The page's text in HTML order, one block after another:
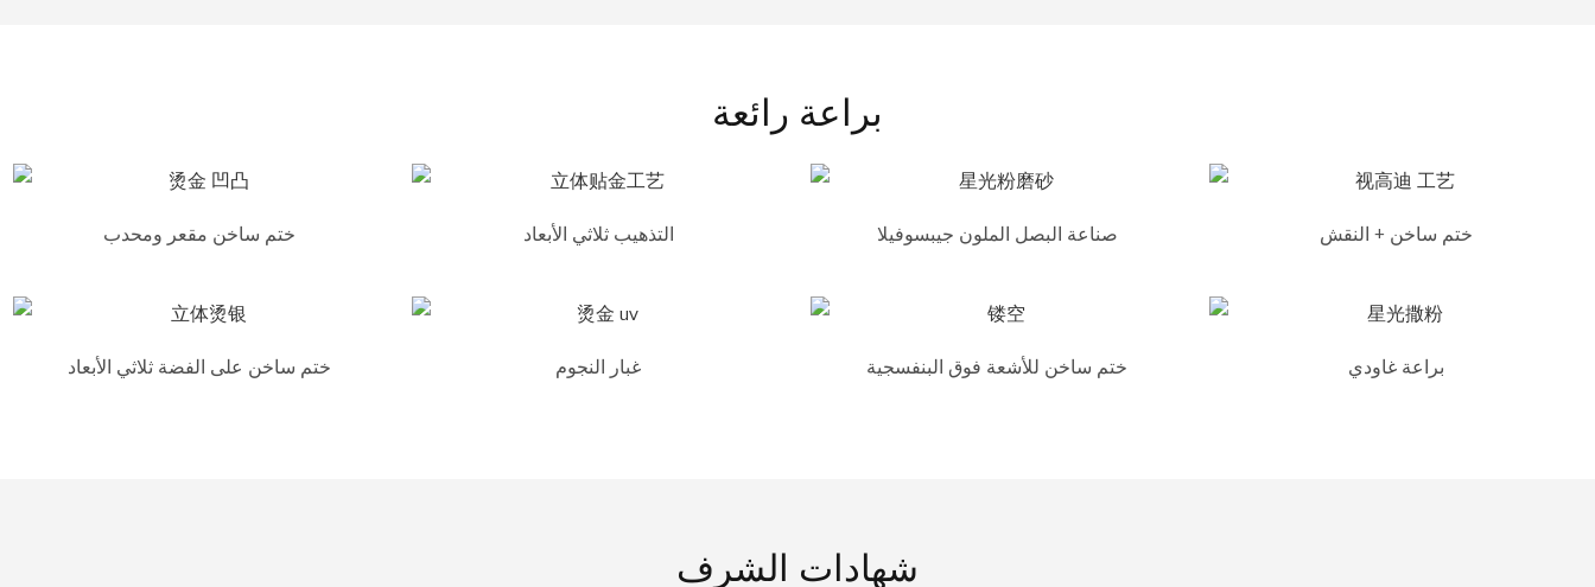
براعة رائعة
ختم ساخن مقعر ومحدب التذهيب ثلاثي الأبعاد صناعة البصل الملون جيبسوفيلا ختم ساخن + النقش
ختم ساخن على الفضة ثلاثي الأبعاد غبار النجوم ختم ساخن للأشعة فوق البنفسجية براعة غاودي
شهادات الشرف